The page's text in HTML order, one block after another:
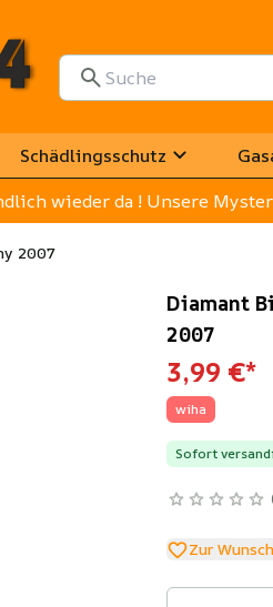
Schädlingsschutz
wieder da ! Unsere
2007
Diamant
2007
3,99 €*
wiha
Sofort
Zur